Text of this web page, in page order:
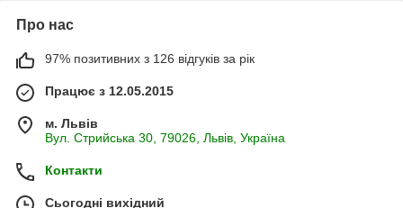
Про нас
97% позитивних з 126 відгуків за рік
Працює з 12.05.2015
м. Львів
Вул. Стрийська 30, 79026, Львів, Україна
Контакти
Сьогодні вихідний